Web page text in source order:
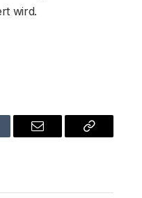
wird.
Email
Copy